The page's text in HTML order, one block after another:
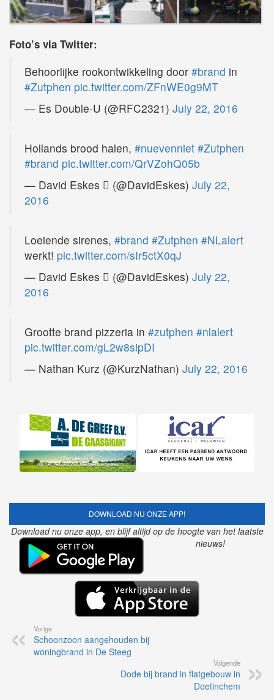
Foto’s via Twitter:
Behoorlijke rookontwikkeling door #brand in
#Zutphen pic.twitter.com/ZFnWE0g9MT
— Es Double-U (@RFC2321) July 22, 2016
Hollands brood halen, #nuevenniet #Zutphen
#brand pic.twitter.com/QrVZohQ05b
— David Eskes  (@DavidEskes) July 22,
2016
Loeiende sirenes, #brand #Zutphen #NLalert
werkt! pic.twitter.com/sIr5ctX0qJ
— David Eskes  (@DavidEskes) July 22,
2016
Grootte brand pizzeria in #zutphen #nlalert
pic.twitter.com/gL2w8sipDI
— Nathan Kurz (@KurzNathan) July 22, 2016
DOWNLOAD NU ONZE APP!
Download nu onze app, en blijf altijd op de hoogte van het laatste
nieuws!
Vorige
Schoonzoon aangehouden bij
woningbrand in De Steeg
Volgende
Dode bij brand in flatgebouw in
Doetinchem